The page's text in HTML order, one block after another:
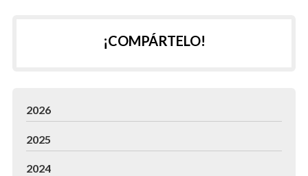
¡COMPÁRTELO!
2026
2025
2024